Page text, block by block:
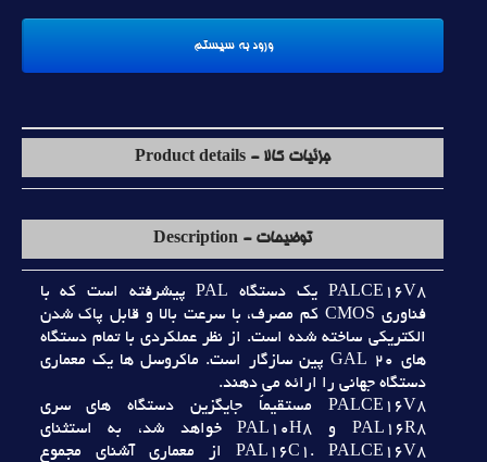
جزئیات کالا - Product details
توضیحات - Description
PALCE16V8 يک دستگاه PAL پيشرفته است که با
فناوري CMOS کم مصرف، با سرعت بالا و قابل پاک شدن
الکتريکي ساخته شده است. از نظر عملکردي با تمام دستگاه
هاي GAL 20 پين سازگار است. ماکروسل ها يک معماري
دستگاه جهاني را ارائه مي دهند.
PALCE16V8 مستقيماً جايگزين دستگاه هاي سري
PAL16R8 و PAL10H8 خواهد شد، به استثناي
PAL16C1. PALCE16V8 از معماري آشناي مجموع